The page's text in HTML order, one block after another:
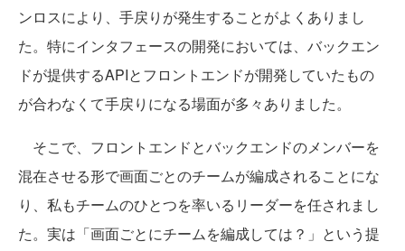
ンロスにより、手戻りが発生することがよくありまし
た。特にインタフェースの開発においては、バックエン
ドが提供するAPIとフロントエンドが開発していたもの
が合わなくて手戻りになる場面が多々ありました。
そこで、フロントエンドとバックエンドのメンバーを
混在させる形で画面ごとのチームが編成されることにな
り、私もチームのひとつを率いるリーダーを任されまし
た。実は「画面ごとにチームを編成しては？」という提